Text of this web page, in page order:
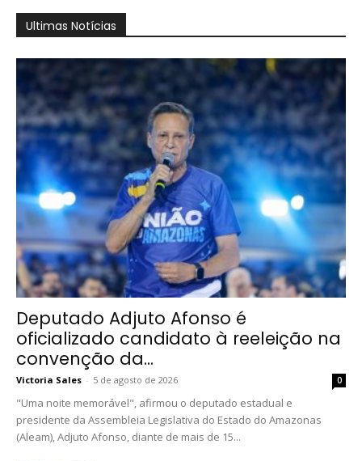
Ultimas Notícias
Deputado Adjuto Afonso é
oficializado candidato à reeleição na
convenção da...
Victoria Sales - 5 de agosto de 2026 0
"Uma noite memorável", afirmou o deputado estadual e
presidente da Assembleia Legislativa do Estado do Amazonas
(Aleam), Adjuto Afonso, diante de mais de 15...